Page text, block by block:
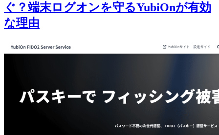
ぐ？端末ログオンを守るYubiOnが有効
な理由